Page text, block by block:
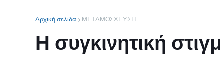
Αρχική σελίδα ΜΕΤΑΜΟΣΧΕΥΣΗ
Η συγκινητική